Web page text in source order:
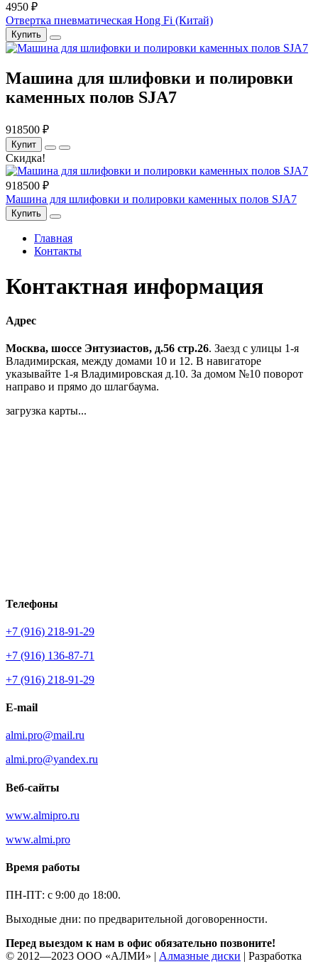
4950 ₽
Отвертка пневматическая Hong Fi (Китай)
Купить
Машина для шлифовки и полировки
каменных полов SJA7
918500 ₽
Купит
Скидка!
918500 ₽
Машина для шлифовки и полировки каменных полов SJA7
Купить
Главная
Контакты
Контактная информация
Адрес
Москва, шоссе Энтузиастов, д.56 стр.26. Заезд с улицы 1-я
Владимирская, между домами 10 и 12. В навигаторе
указывайте 1-я Владимировская д.10. За домом №10 поворот
направо и прямо до шлагбаума.
загрузка карты...
Телефоны
+7 (916) 218-91-29
+7 (916) 136-87-71
+7 (916) 218-91-29
E-mail
almi.pro@mail.ru
almi.pro@yandex.ru
Веб-сайты
www.almipro.ru
www.almi.pro
Время работы
ПН-ПТ: с 9:00 до 18:00.
Выходные дни: по предварительной договоренности.
Перед выездом к нам в офис обязательно позвоните!
© 2012—2023 ООО «АЛМИ» | Алмазные диски | Разработка